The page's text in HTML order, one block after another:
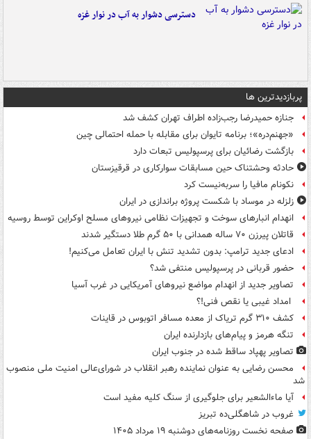
دسترسی دشوار به آب در نوار غزه
پربازدیدترین ها
جنازه حمیدرضا رجب‌زاده اطراف تهران کشف شد
«جهنم‌دره»؛ برنامه تایوان برای مقابله با حمله احتمالی چین
بازگشت رضائیان برای پرسپولیس تبعات دارد
حادثه وحشتناک حین مسابقات سوارکاری در قرقیزستان
نکونام مافیا را سربه‌نیست کرد
زلزله در موساد با شکست پروژه براندازی در ایران
انهدام انبارهای سوخت و تجهیزات نظامی نیروهای مسلح اوکراین توسط روسیه
قاتلان پیرزن ۷۰ ساله همدانی با ۵۰ گرم طلا دستگیر شدند
ادعای جدید ترامپ: بدون تشدید تنش با ایران تعامل می‌کنیم!
حضور قربانی در پرسپولیس منتفی شد؟
تصاویر جدید از انهدام مواضع نیروهای آمریکایی در غرب آسیا
امداد غیبی یا نقص فنی!؟
کشف ۳۱۰ گرم تریاک از معده مسافر اتوبوس در قاینات
تنگه هرمز و پیام‌های بازدارنده ایران
تصاویر پهپاد ساقط شده در جنوب ایران
محسن رضایی به عنوان نماینده رهبر انقلاب در شورای‌عالی امنیت ملی منصوب
شد
آیا ماءالشعیر برای جلوگیری از سنگ کلیه مفید است
غروب در شاهگلی‌ده تبریز
صفحه نخست روزنامه‌های دوشنبه ۱۹ مرداد ۱۴۰۵